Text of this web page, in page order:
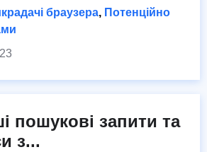
браузера, Потенційно
пошукові запити та
з...